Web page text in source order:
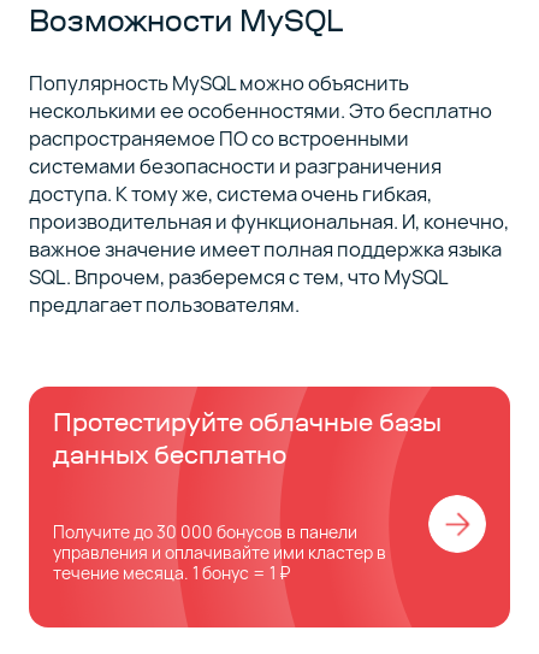
Возможности MySQL
Популярность MySQL можно объяснить
несколькими ее особенностями. Это бесплатно
распространяемое ПО со встроенными
системами безопасности и разграничения
доступа. К тому же, система очень гибкая,
производительная и функциональная. И, конечно,
важное значение имеет полная поддержка языка
SQL. Впрочем, разберемся с тем, что MySQL
предлагает пользователям.
Протестируйте облачные базы
данных бесплатно
Получите до 30 000 бонусов в панели
управления и оплачивайте ими кластер в
течение месяца. 1 бонус = 1 ₽